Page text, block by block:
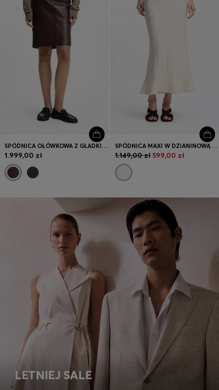
SPÓDNICA OŁÓWKOWA Z GŁADKIEJ SKÓRY O WĄSKIM KROJU
1.999,00 zł
SPÓDNICA MAXI W DZIANINOWĄ KRATĘ
1.149,00 zł 599,00 zł
LETNIEJ SALE